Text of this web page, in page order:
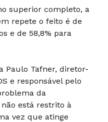
superior completo, a
repete o feito é de
e de 58,8% para
Paulo Tafner, diretor-
e responsável pelo
da
está restrito à
vez que atinge